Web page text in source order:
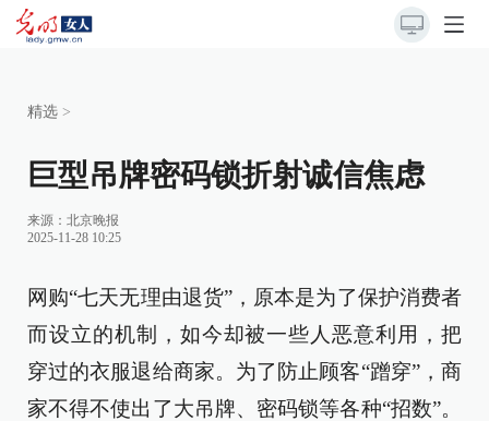
精选 >
巨型吊牌密码锁折射诚信焦虑
来源： 北京晚报
2025-11-28 10:25
网购“七天无理由退货”，原本是为了保护消费者
而设立的机制，如今却被一些人恶意利用，把
穿过的衣服退给商家。为了防止顾客“蹭穿”，商
家不得不使出了大吊牌、密码锁等各种“招数”。